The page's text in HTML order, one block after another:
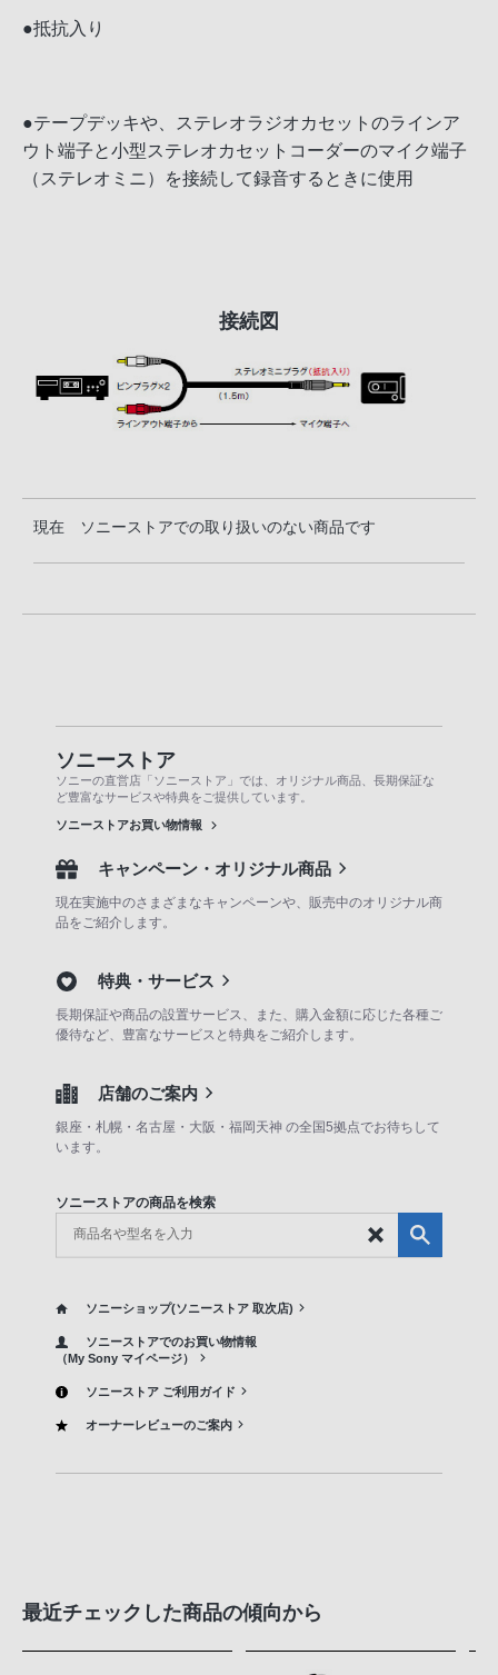
●抵抗入り
●テープデッキや、ステレオラジオカセットのラインア
ウト端子と小型ステレオカセットコーダーのマイク端子
（ステレオミニ）を接続して録音するときに使用
接続図
現在 ソニーストアでの取り扱いのない商品です
ソニーストア
ソニーの直営店「ソニーストア」では、オリジナル商品、長期保証な
ど豊富なサービスや特典をご提供しています。
ソニーストアお買い物情報
キャンペーン・オリジナル商品
現在実施中のさまざまなキャンペーンや、販売中のオリジナル商
品をご紹介します。
特典・サービス
長期保証や商品の設置サービス、また、購入金額に応じた各種ご
優待など、豊富なサービスと特典をご紹介します。
店舗のご案内
銀座・札幌・名古屋・大阪・福岡天神 の全国5拠点でお待ちして
います。
ソニーストアの商品を検索
ソニーショップ(ソニーストア 取次店)
ソニーストアでのお買い物情報
（My Sony マイページ）
ソニーストア ご利用ガイド
オーナーレビューのご案内
最近チェックした商品の傾向から